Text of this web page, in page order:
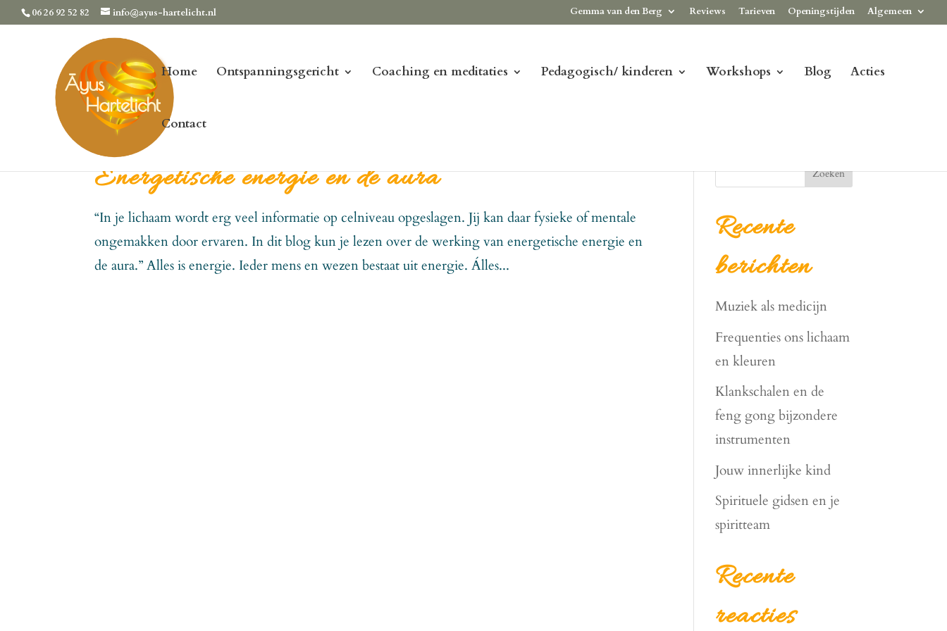
06 26 92 52 82 info@ayus-hartelicht.nl Gemma van den Berg Reviews Tarieven Openingstijden Algemeen
Home Ontspanningsgericht Coaching en meditaties Pedagogisch/ kinderen Workshops Blog Acties
Contact
Energetische energie en de aura
“In je lichaam wordt erg veel informatie op celniveau opgeslagen. Jij kan daar fysieke of mentale
ongemakken door ervaren. In dit blog kun je lezen over de werking van energetische energie en
de aura.” Alles is energie. Ieder mens en wezen bestaat uit energie. Álles...
Zoeken
Recente
berichten
Muziek als medicijn
Frequenties ons lichaam
en kleuren
Klankschalen en de
feng gong bijzondere
instrumenten
Jouw innerlijke kind
Spirituele gidsen en je
spiritteam
Recente
reacties